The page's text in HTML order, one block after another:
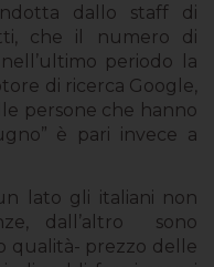
dallo staff di
che il numero di
periodo la
di ricerca Google,
persone che hanno
è pari invece a
lato gli italiani non
dall’altro sono
qualità- prezzo delle